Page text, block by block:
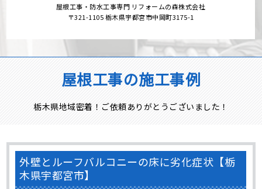
屋根工事・防水工事専門 リフォームの森株式会社
〒321-1105 栃木県宇都宮市中岡町3175-1
屋根工事の施工事例
栃木県地域密着！ご依頼ありがとうございました！
外壁とルーフバルコニーの床に劣化症状【栃
木県宇都宮市】